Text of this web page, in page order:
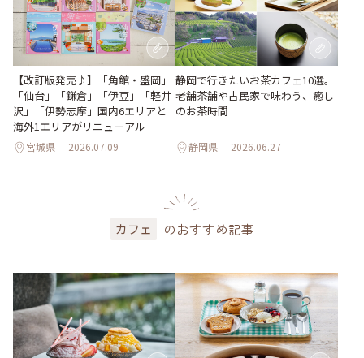
【改訂版発売♪】「角館・盛岡」
「仙台」「鎌倉」「伊豆」「軽井
沢」「伊勢志摩」国内6エリアと
海外1エリアがリニューアル
宮城県 2026.07.09
静岡で行きたいお茶カフェ10選。
老舗茶舗や古民家で味わう、癒し
のお茶時間
静岡県 2026.06.27
カフェ のおすすめ記事